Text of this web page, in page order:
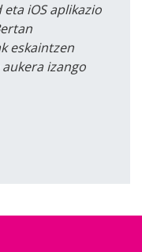
iOS aplikazio
eskaintzen
izango